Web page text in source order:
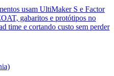
usam UltiMaker S e Factor
gabaritos e protótipos no
time e cortando custo sem perder